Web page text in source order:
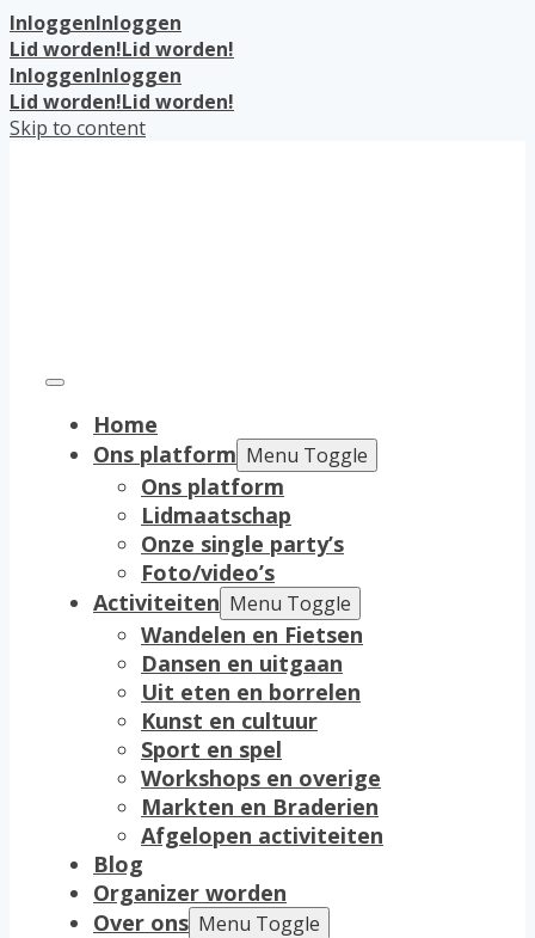
InloggenInloggen
Lid worden!Lid worden!
InloggenInloggen
Lid worden!Lid worden!
Skip to content
Home
Ons platform Menu Toggle
Ons platform
Lidmaatschap
Onze single party’s
Foto/video’s
Activiteiten Menu Toggle
Wandelen en Fietsen
Dansen en uitgaan
Uit eten en borrelen
Kunst en cultuur
Sport en spel
Workshops en overige
Markten en Braderien
Afgelopen activiteiten
Blog
Organizer worden
Over ons Menu Toggle